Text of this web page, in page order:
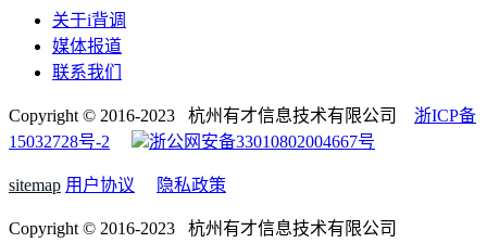
关于i背调
媒体报道
联系我们
Copyright © 2016-2023 杭州有才信息技术有限公司 浙ICP备
15032728号-2
浙公网安备33010802004667号
sitemap 用户协议 隐私政策
Copyright © 2016-2023 杭州有才信息技术有限公司